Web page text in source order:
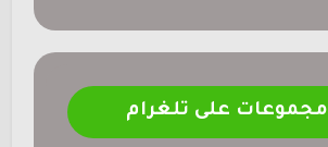
مجموعات على تلغرام